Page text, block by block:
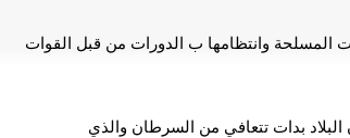
المسلحة وانتظامها ب الدورات من قبل القوات
بدات تتعافي من السرطان والذي